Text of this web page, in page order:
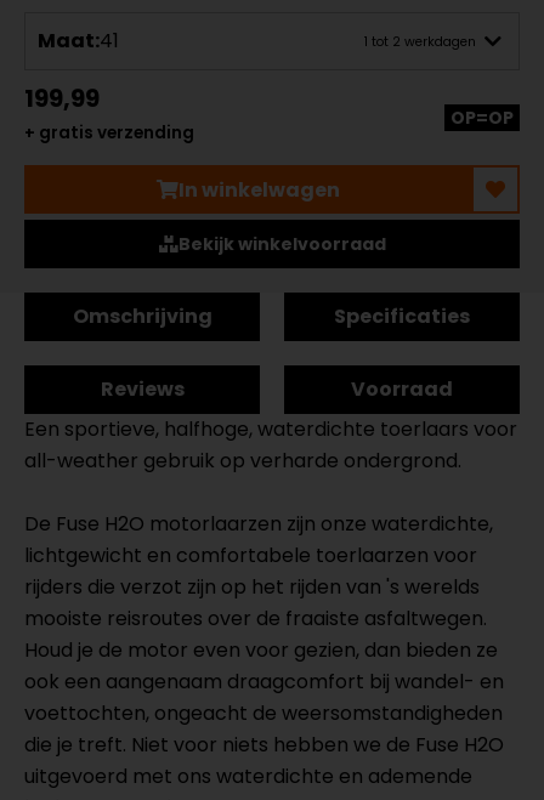
Maat:41 1 tot 2 werkdagen
199,99
+ gratis verzending
OP=OP
In winkelwagen
Bekijk winkelvoorraad
Omschrijving Specificaties
Reviews
Voorraad
Een sportieve, halfhoge, waterdichte toerlaars voor
all-weather gebruik op verharde ondergrond.
De Fuse H2O motorlaarzen zijn onze waterdichte,
lichtgewicht en comfortabele toerlaarzen voor
rijders die verzot zijn op het rijden van 's werelds
mooiste reisroutes over de fraaiste asfaltwegen.
Houd je de motor even voor gezien, dan bieden ze
ook een aangenaam draagcomfort bij wandel- en
voettochten, ongeacht de weersomstandigheden
die je treft. Niet voor niets hebben we de Fuse H2O
uitgevoerd met ons waterdichte en ademende